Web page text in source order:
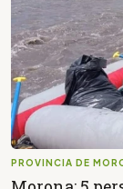
PROVINCIA DE